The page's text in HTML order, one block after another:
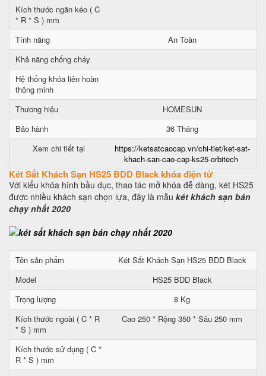
Kích thước ngăn kéo ( C
* R * S ) mm
Tính năng
An Toàn
Khả năng chống cháy
Hệ thống khóa liên hoàn
thông minh
Thương hiệu
HOMESUN
Bảo hành
36 Tháng
Xem chi tiết tại
https://ketsatcaocap.vn/chi-tiet/ket-sat-
khach-san-cao-cap-ks25-orbitech
Két Sắt Khách Sạn HS25 BDD Black khóa điện tử
Với kiểu khóa hình bầu dục, thao tác mở khóa đễ dàng, két HS25
được nhiều khách sạn chọn lựa, đây là mẫu két khách sạn bán
chạy nhất 2020
Tên sản phẩm
Két Sắt Khách Sạn HS25 BDD Black
Model
HS25 BDD Black
Trọng lượng
8 Kg
Kích thước ngoài ( C * R
* S ) mm
Cao 250 * Rộng 350 * Sâu 250 mm
Kích thước sử dụng ( C *
R * S ) mm